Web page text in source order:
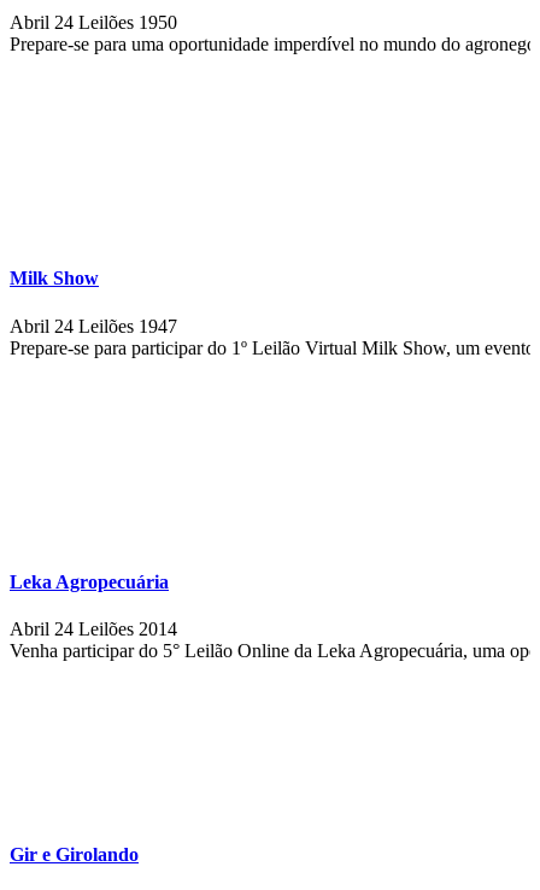
Abril 24 Leilões 1950
Prepare-se para uma oportunidade imperdível no mundo do
Milk Show
Abril 24 Leilões 1947
Prepare-se para participar do 1º Leilão Virtual Milk Show, um evento
Leka Agropecuária
Abril 24 Leilões 2014
Venha participar do 5° Leilão Online da Leka Agropecuária, uma
Gir e Girolando